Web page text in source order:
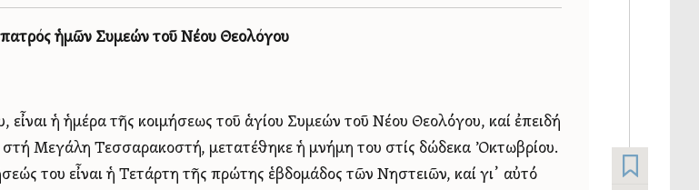
ἡμῶν Συμεών τοῦ Νέου Θεολόγου
ἡ ἡμέρα τῆς κοιμήσεως τοῦ ἁγίου Συμεών τοῦ Νέου Θεολόγου, καί ἐπειδή
στή Μεγάλη Τεσσαρακοστή, μετατέθηκε ἡ μνήμη του στίς δώδεκα Ὀκτωβρίου.
του εἶναι ἡ Τετάρτη τῆς πρώτης ἑβδομάδος τῶν Νηστειῶν, καί γι᾿ αὐτό